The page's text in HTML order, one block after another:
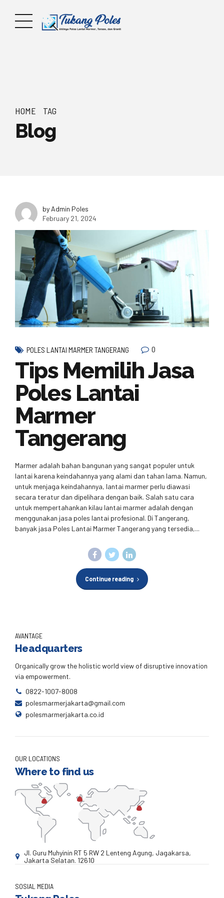
HOME TAG
Blog
by Admin Poles
February 21, 2024
POLES LANTAI MARMER TANGERANG 0
Tips Memilih Jasa
Poles Lantai
Marmer
Tangerang
Marmer adalah bahan bangunan yang sangat populer untuk
lantai karena keindahannya yang alami dan tahan lama. Namun,
untuk menjaga keindahannya, lantai marmer perlu diawasi
secara teratur dan dipelihara dengan baik. Salah satu cara
untuk mempertahankan kilau lantai marmer adalah dengan
menggunakan jasa poles lantai profesional. Di Tangerang,
banyak jasa Poles Lantai Marmer Tangerang yang tersedia,...
Continue reading
AVANTAGE
Headquarters
Organically grow the holistic world view of disruptive innovation
via empowerment.
0822-1007-8008
polesmarmerjakarta@gmail.com
polesmarmerjakarta.co.id
OUR LOCATIONS
Where to find us
Jl. Guru Muhyinin RT 5 RW 2 Lenteng Agung, Jagakarsa,
Jakarta Selatan. 12610
SOSIAL MEDIA